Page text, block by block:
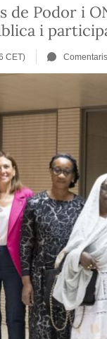
de Podor i
i
CET) Comentaris